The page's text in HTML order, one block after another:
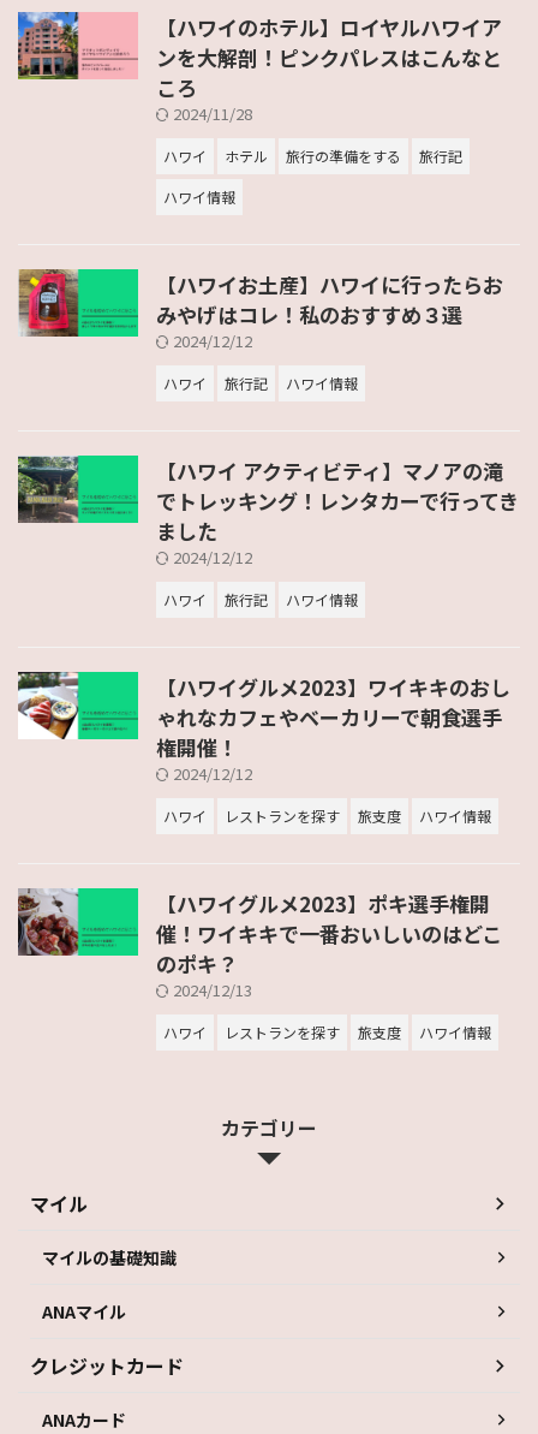
【ハワイのホテル】ロイヤルハワイア
ンを大解剖！ピンクパレスはこんなと
ころ
2024/11/28
ハワイ ホテル 旅行の準備をする
旅行記
ハワイ情報
【ハワイお土産】ハワイに行ったらお
みやげはコレ！私のおすすめ３選
2024/12/12
ハワイ 旅行記 ハワイ情報
【ハワイ アクティビティ】マノアの滝
でトレッキング！レンタカーで行ってき
ました
2024/12/12
ハワイ 旅行記 ハワイ情報
【ハワイグルメ2023】ワイキキのおし
ゃれなカフェやベーカリーで朝食選手
権開催！
2024/12/12
ハワイ レストランを探す 旅支度 ハワイ情報
【ハワイグルメ2023】ポキ選手権開
催！ワイキキで一番おいしいのはどこ
のポキ？
2024/12/13
ハワイ レストランを探す 旅支度 ハワイ情報
カテゴリー
マイル
マイルの基礎知識
ANAマイル
クレジットカード
ANAカード